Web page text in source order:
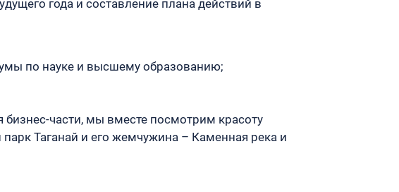
года и составление плана действий в
по науке и высшему образованию;
части, мы вместе посмотрим красоту
Таганай и его жемчужина – Каменная река и